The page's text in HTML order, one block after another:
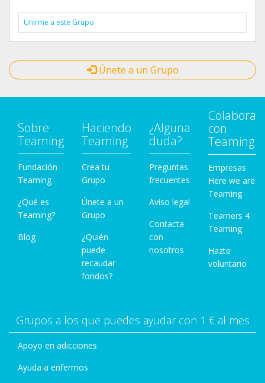
Unirme a este Grupo
Únete a un Grupo
Sobre
Teaming
Fundación
Teaming
¿Qué es
Teaming?
Blog
Haciendo
Teaming
Crea tu
Grupo
Únete a un
Grupo
¿Quién
puede
recaudar
fondos?
¿Alguna
duda?
Preguntas
frecuentes
Aviso legal
Contacta
con
nosotros
Colabora
con
Teaming
Empresas
Here we are
Teaming
Teamers 4
Teaming
Hazte
voluntario
Grupos a los que puedes ayudar con 1 € al mes
Apoyo en adicciones
Ayuda a enfermos